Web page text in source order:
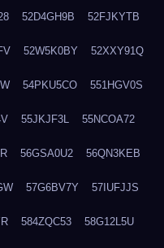
52D4GH9B 52FJKYTB
52W5K0BY 52XXY91Q
54PKU5CO 551HGV0S
55JKJF3L 55NCOA72
56GSA0U2 56QN3KEB
57G6BV7Y 57IUFJJS
584ZQC53 58G12L5U